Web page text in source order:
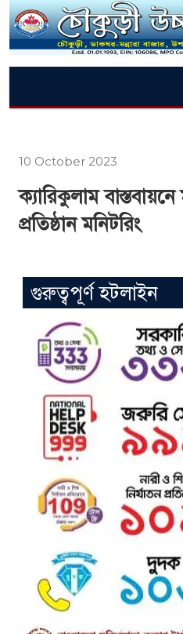
10 October 2023
ক্যারিকুলাম বাস্তবায়নে
প্রতিষ্ঠান মনিটরিং
গুরুত্বপূর্ণ হটলাইন